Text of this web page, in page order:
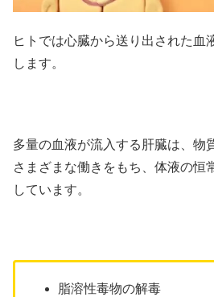
ヒトでは心臓から送り出された血
します。
多量の血液が流入する肝臓は、物
さまざまな働きをもち、体液の恒
しています。
脂溶性毒物の解毒